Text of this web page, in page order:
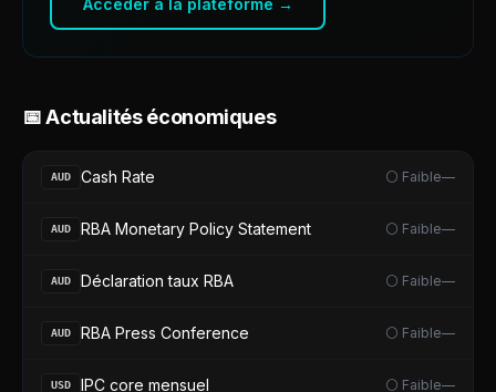
Accéder à la plateforme →
📅 Actualités économiques
AUD Cash Rate ⚪ Faible—
AUD RBA Monetary Policy Statement ⚪ Faible—
AUD Déclaration taux RBA ⚪ Faible—
AUD RBA Press Conference ⚪ Faible—
USD IPC core mensuel ⚪ Faible—